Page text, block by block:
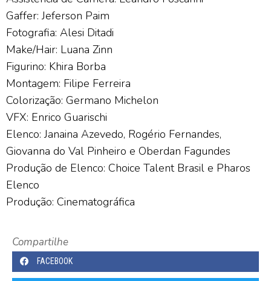
Gaffer: Jeferson Paim
Fotografia: Alesi Ditadi
Make/Hair: Luana Zinn
Figurino: Khira Borba
Montagem: Filipe Ferreira
Colorização: Germano Michelon
VFX: Enrico Guarischi
Elenco: Janaina Azevedo, Rogério Fernandes,
Giovanna do Val Pinheiro e Oberdan Fagundes
Produção de Elenco: Choice Talent Brasil e Pharos
Elenco
Produção: Cinematográfica
Compartilhe
FACEBOOK